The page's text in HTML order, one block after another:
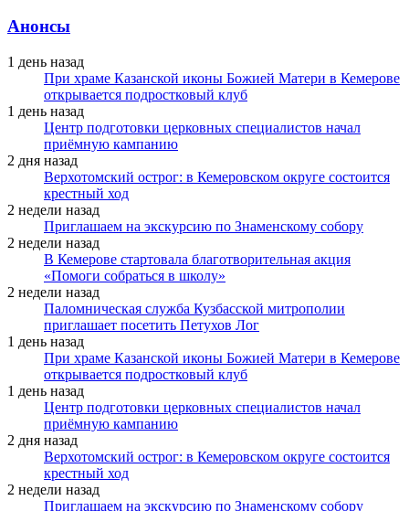
Анонсы
1 день назад
При храме Казанской иконы Божией Матери в Кемерове
открывается подростковый клуб
1 день назад
Центр подготовки церковных специалистов начал
приёмную кампанию
2 дня назад
Верхотомский острог: в Кемеровском округе состоится
крестный ход
2 недели назад
Приглашаем на экскурсию по Знаменскому собору
2 недели назад
В Кемерове стартовала благотворительная акция
«Помоги собраться в школу»
2 недели назад
Паломническая служба Кузбасской митрополии
приглашает посетить Петухов Лог
1 день назад
При храме Казанской иконы Божией Матери в Кемерове
открывается подростковый клуб
1 день назад
Центр подготовки церковных специалистов начал
приёмную кампанию
2 дня назад
Верхотомский острог: в Кемеровском округе состоится
крестный ход
2 недели назад
Приглашаем на экскурсию по Знаменскому собору